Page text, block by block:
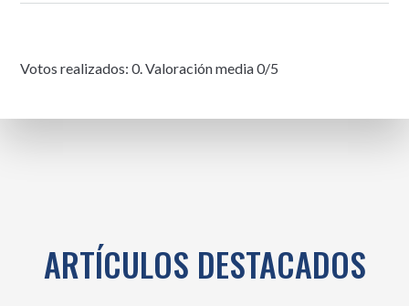
Votos realizados:0. Valoración media0/5
ARTÍCULOS DESTACADOS